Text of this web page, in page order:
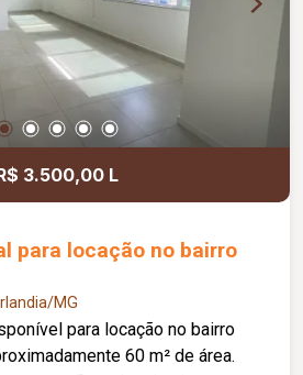
3.500,00 L
para locação no bairro
MG
para locação no bairro
60 m² de área.